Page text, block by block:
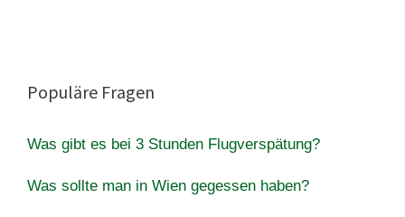
Populäre Fragen
Was gibt es bei 3 Stunden Flugverspätung?
Was sollte man in Wien gegessen haben?